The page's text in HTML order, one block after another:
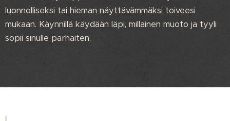
luonnolliseksi tai hieman näyttävämmäksi toiveesi
mukaan. Käynnillä käydään läpi, millainen muoto ja tyyli
sopii sinulle parhaiten.